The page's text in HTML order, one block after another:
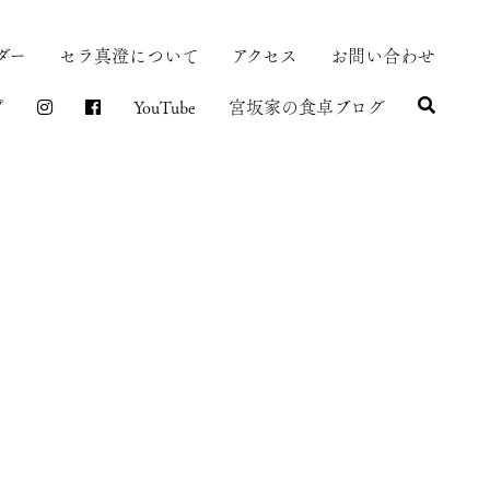
ー セラ真澄について アクセス お問い合わせ
YouTube 宮坂家の食卓ブログ